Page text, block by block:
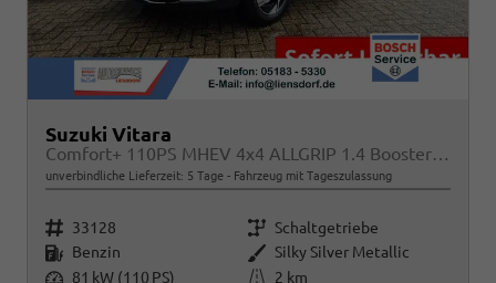
Suzuki Vitara
Comfort+ 110PS MHEV 4x4 ALLGRIP 1.4 Boosterjet Allrad Teilleder mit Alcantara Navi Klimaautomatik Sitzheizung ACC PDC v+h Rückf.Kamera Suzuki-Radio Apple CarPlay Android Auto Touchscreen 2xKeyless 17-LM
unverbindliche Lieferzeit: 5 Tage Fahrzeug mit Tageszulassung
Fahrzeugnr. 33128 Getriebe Schaltgetriebe
Kraftstoff Benzin Außenfarbe Silky Silver Metallic
Leistung 81 kW (110 PS) Kilometerstand 2 km